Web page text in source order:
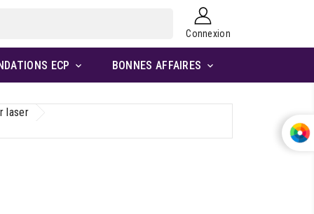
Connexion
ECP  BONNES AFFAIRES 
laser